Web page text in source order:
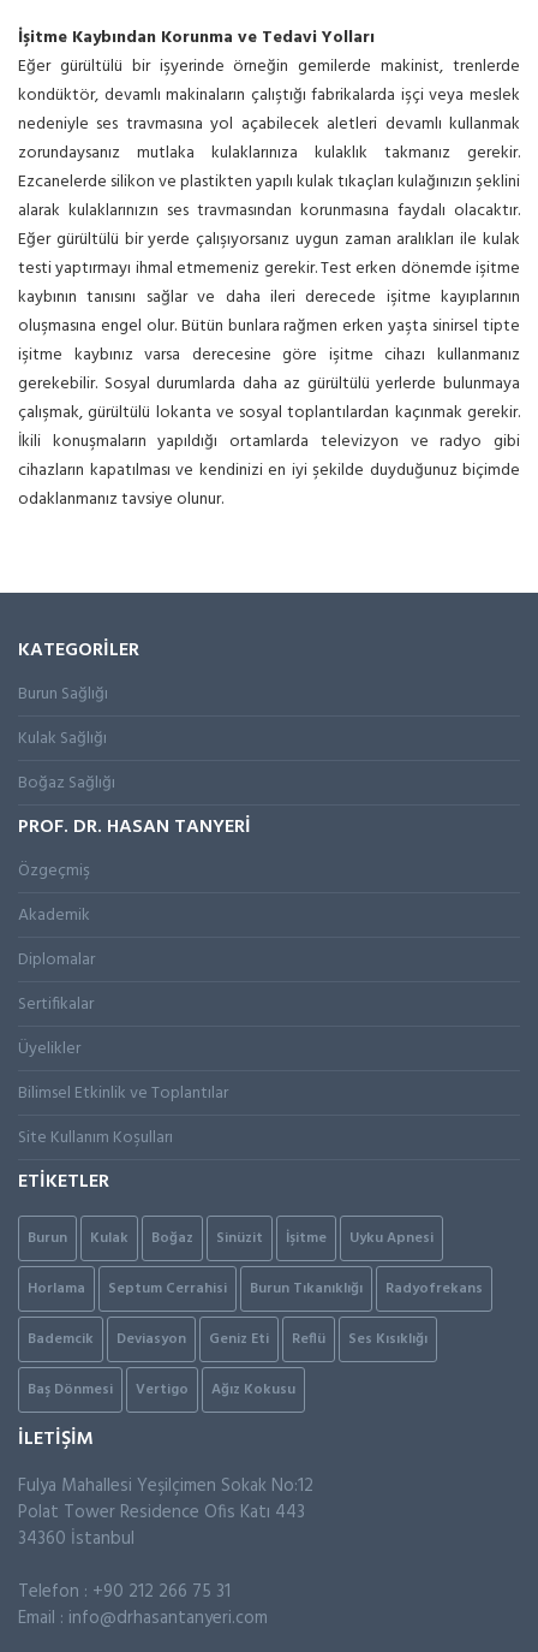
İşitme Kaybından Korunma ve Tedavi Yolları
Eğer gürültülü bir işyerinde örneğin gemilerde makinist, trenlerde
kondüktör, devamlı makinaların çalıştığı fabrikalarda işçi veya meslek
nedeniyle ses travmasına yol açabilecek aletleri devamlı kullanmak
zorundaysanız mutlaka kulaklarınıza kulaklık takmanız gerekir.
Ezcanelerde silikon ve plastikten yapılı kulak tıkaçları kulağınızın şeklini
alarak kulaklarınızın ses travmasından korunmasına faydalı olacaktır.
Eğer gürültülü bir yerde çalışıyorsanız uygun zaman aralıkları ile kulak
testi yaptırmayı ihmal etmemeniz gerekir. Test erken dönemde işitme
kaybının tanısını sağlar ve daha ileri derecede işitme kayıplarının
oluşmasına engel olur. Bütün bunlara rağmen erken yaşta sinirsel tipte
işitme kaybınız varsa derecesine göre işitme cihazı kullanmanız
gerekebilir. Sosyal durumlarda daha az gürültülü yerlerde bulunmaya
çalışmak, gürültülü lokanta ve sosyal toplantılardan kaçınmak gerekir.
İkili konuşmaların yapıldığı ortamlarda televizyon ve radyo gibi
cihazların kapatılması ve kendinizi en iyi şekilde duyduğunuz biçimde
odaklanmanız tavsiye olunur.
KATEGORİLER
Burun Sağlığı
Kulak Sağlığı
Boğaz Sağlığı
PROF. DR. HASAN TANYERİ
Özgeçmiş
Akademik
Diplomalar
Sertifikalar
Üyelikler
Bilimsel Etkinlik ve Toplantılar
Site Kullanım Koşulları
ETİKETLER
Burun Kulak Boğaz Sinüzit İşitme Uyku Apnesi
Horlama Septum Cerrahisi Burun Tıkanıklığı Radyofrekans
Bademcik Deviasyon Geniz Eti Reflü Ses Kısıklığı
Baş Dönmesi Vertigo Ağız Kokusu
İLETİŞİM
Fulya Mahallesi Yeşilçimen Sokak No:12
Polat Tower Residence Ofis Katı 443
34360 İstanbul
Telefon : +90 212 266 75 31
Email : info@drhasantanyeri.com